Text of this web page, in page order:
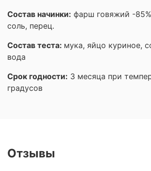
Состав начинки: фарш говяжий -
соль, перец.
Состав теста: мука, яйцо куриное,
вода
Срок годности: 3 месяца при
градусов
Отзывы